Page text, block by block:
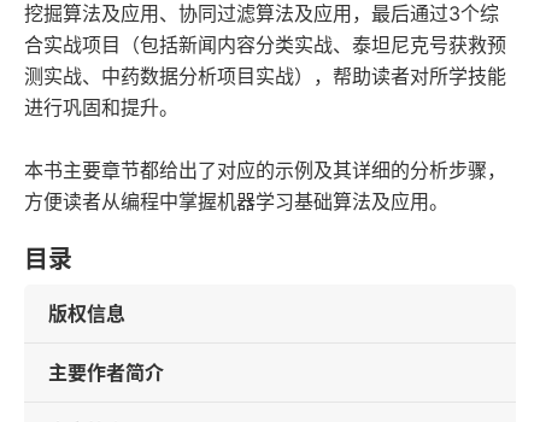
挖掘算法及应用、协同过滤算法及应用，最后通过3个综
合实战项目（包括新闻内容分类实战、泰坦尼克号获救预
测实战、中药数据分析项目实战），帮助读者对所学技能
进行巩固和提升。
本书主要章节都给出了对应的示例及其详细的分析步骤，
方便读者从编程中掌握机器学习基础算法及应用。
目录
版权信息
主要作者简介